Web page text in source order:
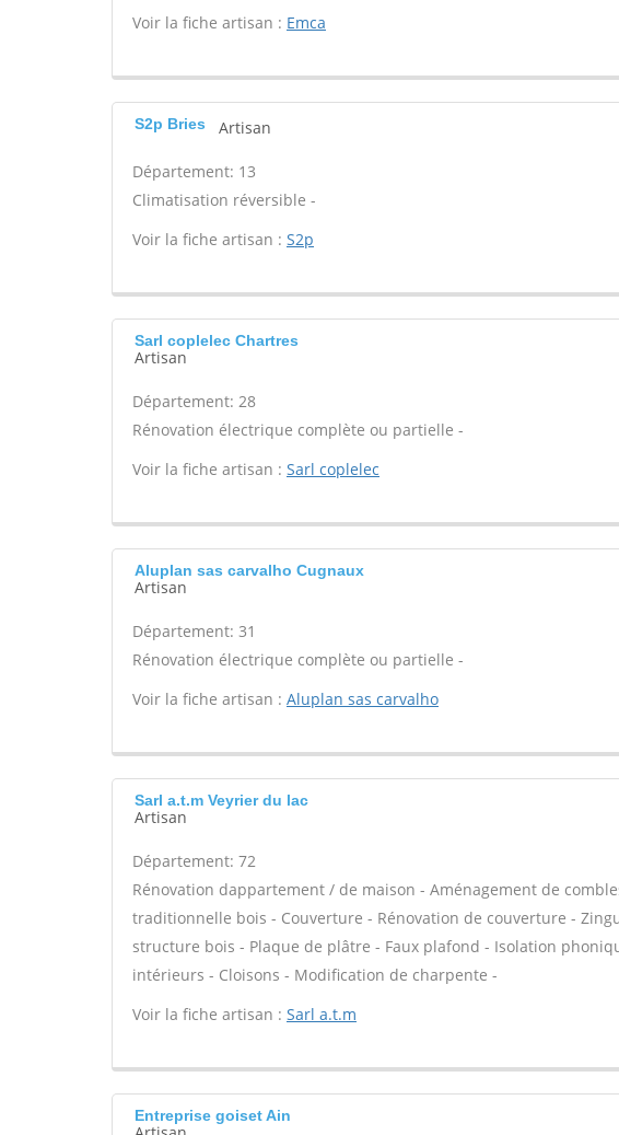
Voir la fiche artisan : Emca
S2p Bries Artisan
Département: 13
Climatisation réversible -
Voir la fiche artisan : S2p
Sarl coplelec Chartres
Artisan
Département: 28
Rénovation électrique complète ou partielle -
Voir la fiche artisan : Sarl coplelec
Aluplan sas carvalho Cugnaux
Artisan
Département: 31
Rénovation électrique complète ou partielle -
Voir la fiche artisan : Aluplan sas carvalho
Sarl a.t.m Veyrier du lac
Artisan
Département: 72
Rénovation dappartement / de maison - Aménagement de
traditionnelle bois - Couverture - Rénovation de couverture -
structure bois - Plaque de plâtre - Faux plafond - Isolation
intérieurs - Cloisons - Modification de charpente -
Voir la fiche artisan : Sarl a.t.m
Entreprise goiset Ain